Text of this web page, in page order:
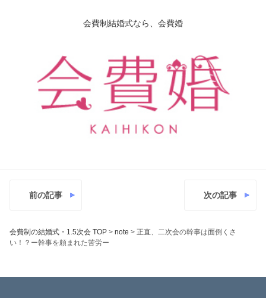
会費制結婚式なら、会費婚
前の記事 次の記事
会費制の結婚式・1.5次会 TOP > note > 正直、二次会の幹事は面倒くさ
い！？ー幹事を頼まれた苦労ー